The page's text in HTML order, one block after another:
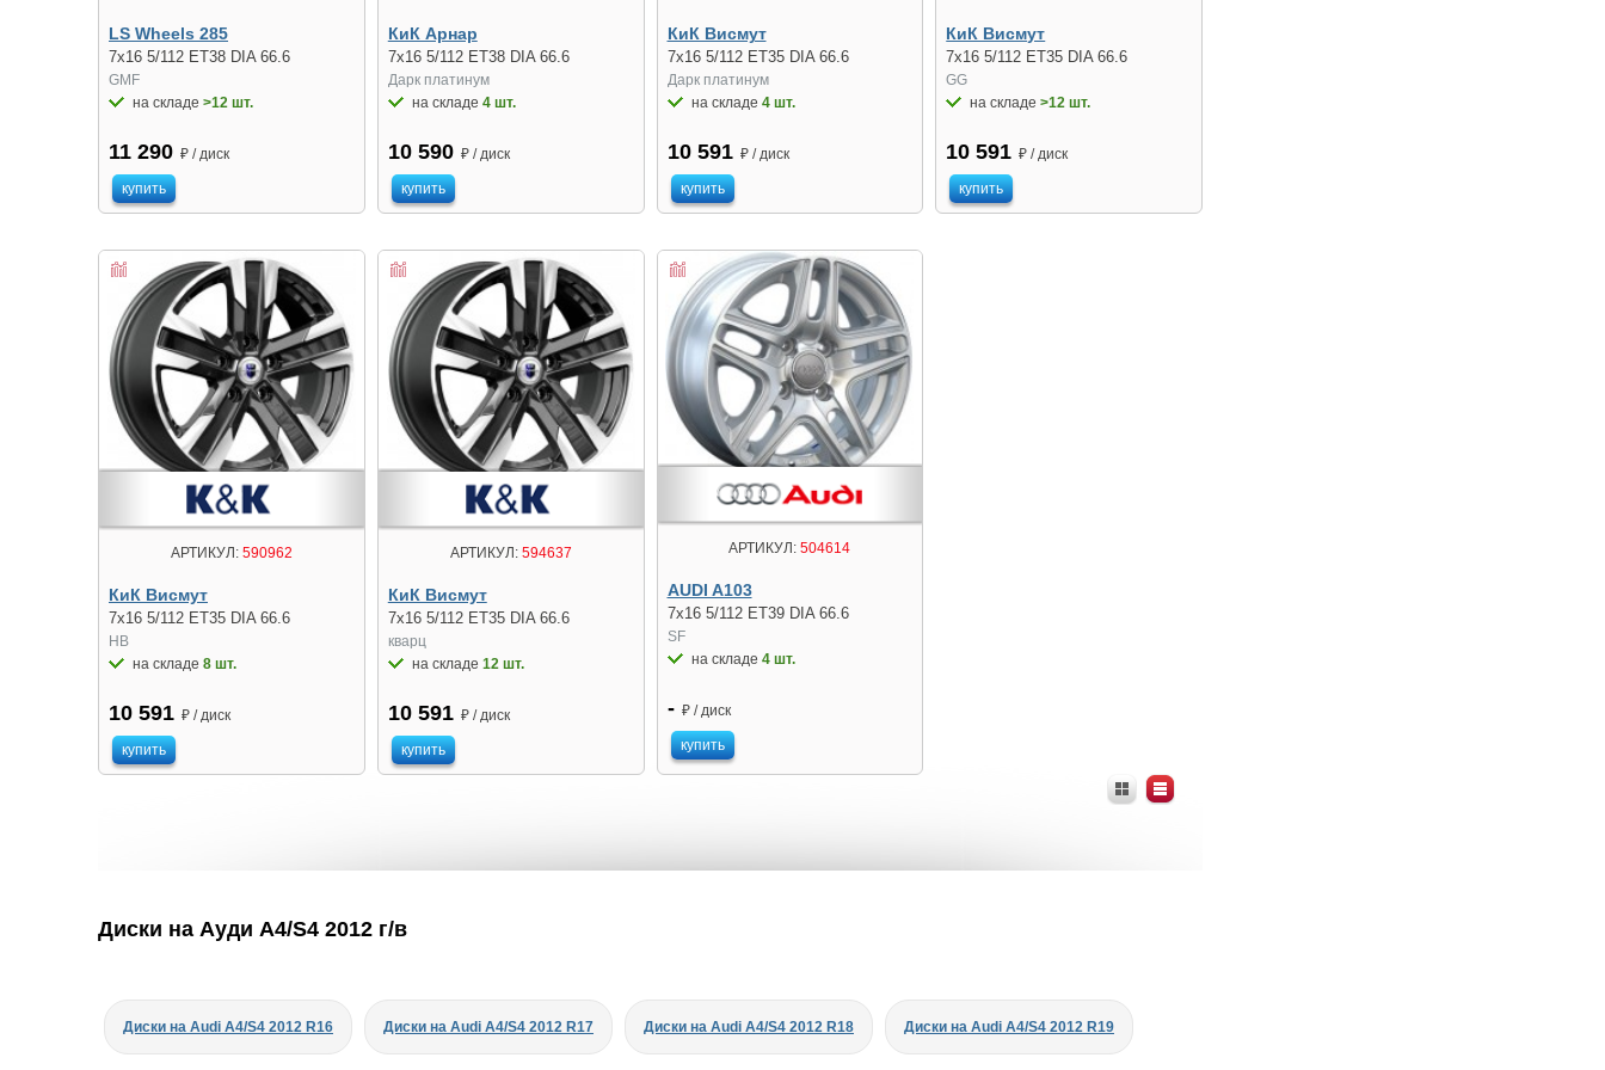
LS Wheels 285
7x16 5/112 ET38 DIA 66.6
GMF
на складе >12 шт.
11 290 ₽ / диск
купить
КиК Арнар
7x16 5/112 ET38 DIA 66.6
Дарк платинум
на складе 4 шт.
10 590 ₽ / диск
купить
КиК Висмут
7x16 5/112 ET35 DIA 66.6
Дарк платинум
на складе 4 шт.
10 591 ₽ / диск
купить
КиК Висмут
7x16 5/112 ET35 DIA 66.6
GG
на складе>12 шт.
10 591 ₽ / диск
купить
АРТИКУЛ:590962
КиК Висмут
7x16 5/112 ET35 DIA 66.6
HB
на складе 8 шт.
10 591 ₽ / диск
купить
АРТИКУЛ:594637
КиК Висмут
7x16 5/112 ET35 DIA 66.6
кварц
на складе 12 шт.
10 591 ₽ / диск
купить
АРТИКУЛ: 504614
AUDI A103
7x16 5/112 ET39 DIA 66.6
SF
на складе 4 шт.
- ₽ / диск
купить
Диски на Ауди A4/S4 2012 г/в
Диски на Audi A4/S4 2012 R16 Диски на Audi A4/S4 2012 R17 Диски на Audi A4/S4 2012 R18 Диски на Audi A4/S4 2012 R19